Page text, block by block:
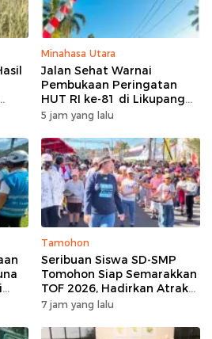
Minahasa Utara
Jalan Sehat Warnai
Pembukaan Peringatan
HUT RI ke-81 di Likupang
Barat
5 jam yang lalu
Tamohon
Seribuan Siswa SD-SMP
Tomohon Siap Semarakkan
TOF 2026, Hadirkan Atraksi
Kolosal dan Harmoni Seni
7 jam yang lalu